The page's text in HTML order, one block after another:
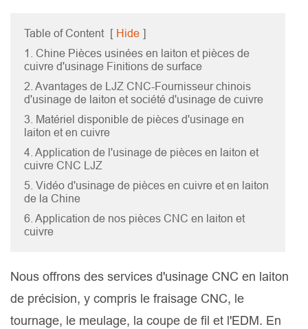
Table of Content [ Hide ]
1. Chine Pièces usinées en laiton et pièces de
cuivre d'usinage Finitions de surface
2. Avantages de LJZ CNC-Fournisseur chinois
d'usinage de laiton et société d'usinage de cuivre
3. Matériel disponible de pièces d'usinage en
laiton et en cuivre
4. Application de l'usinage de pièces en laiton et
cuivre CNC LJZ
5. Vidéo d'usinage de pièces en cuivre et en laiton
de la Chine
6. Application de nos pièces CNC en laiton et
cuivre
Nous offrons des services d'usinage CNC en laiton
de précision, y compris le fraisage CNC, le
tournage, le meulage, la coupe de fil et l'EDM. En